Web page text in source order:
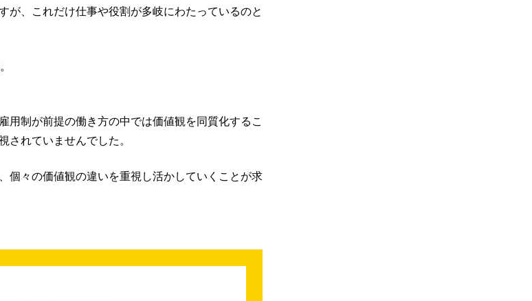
が、これだけ仕事や役割が多岐にわたっているのと
用制が前提の働き方の中では価値観を同質化するこ
されていませんでした。
個々の価値観の違いを重視し活かしていくことが求